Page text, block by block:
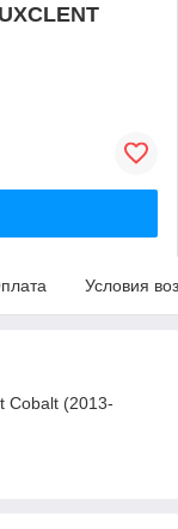
Условия
Cobalt (2013-